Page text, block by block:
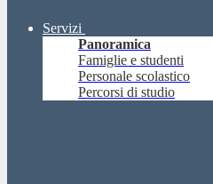
Servizi
Panoramica
Famiglie e studenti
Personale scolastico
Percorsi di studio